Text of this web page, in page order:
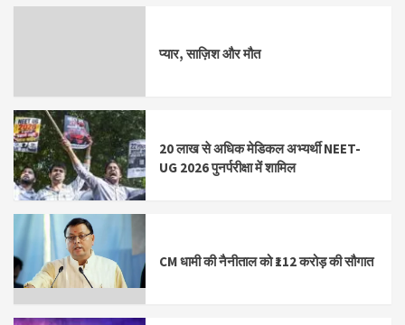
प्यार, साज़िश और मौत
20 लाख से अधिक मेडिकल अभ्यर्थी NEET-
UG 2026 पुनर्परीक्षा में शामिल
CM धामी की नैनीताल को ₹112 करोड़ की सौगात